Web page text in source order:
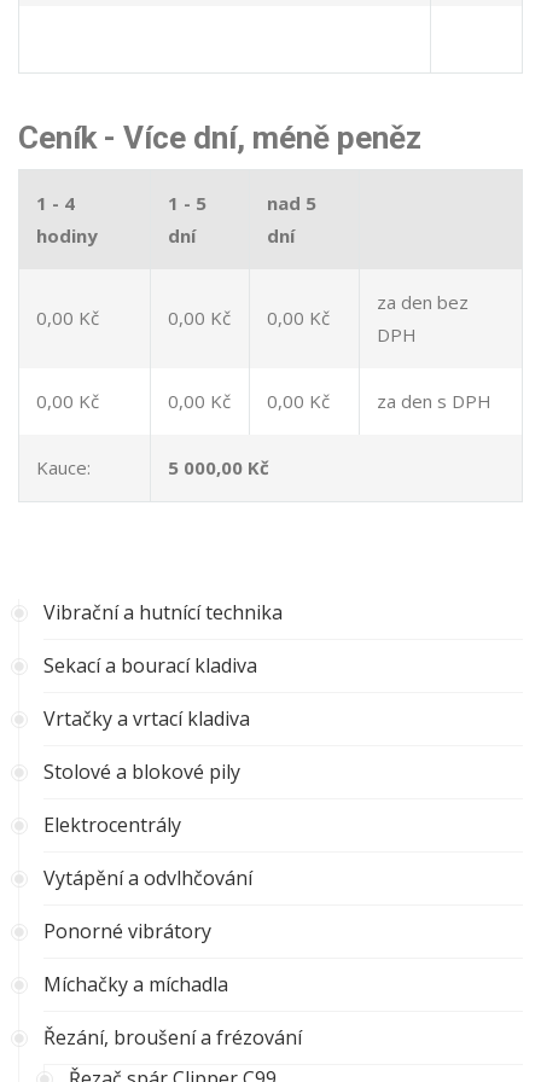
Ceník - Více dní, méně peněz
1 - 4
hodiny
1 - 5
dní
nad 5
dní
0,00 Kč 0,00 Kč 0,00 Kč
za den bez
DPH
0,00 Kč 0,00 Kč 0,00 Kč za den s DPH
Kauce: 5 000,00 Kč
Vibrační a hutnící technika
Sekací a bourací kladiva
Vrtačky a vrtací kladiva
Stolové a blokové pily
Elektrocentrály
Vytápění a odvlhčování
Ponorné vibrátory
Míchačky a míchadla
Řezání, broušení a frézování